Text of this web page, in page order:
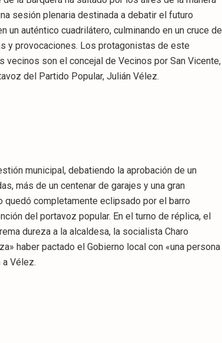
sesión plenaria destinada a debatir el futuro
auténtico cuadrilátero, culminando en un cruce de
y provocaciones. Los protagonistas de este
son el concejal de Vecinos por San Vicente,
del Partido Popular, Julián Vélez.
municipal, debatiendo la aprobación de un
más de un centenar de garajes y una gran
quedó completamente eclipsado por el barro
del portavoz popular. En el turno de réplica, el
dureza a la alcaldesa, la socialista Charo
haber pactado el Gobierno local con «una persona
a Vélez.